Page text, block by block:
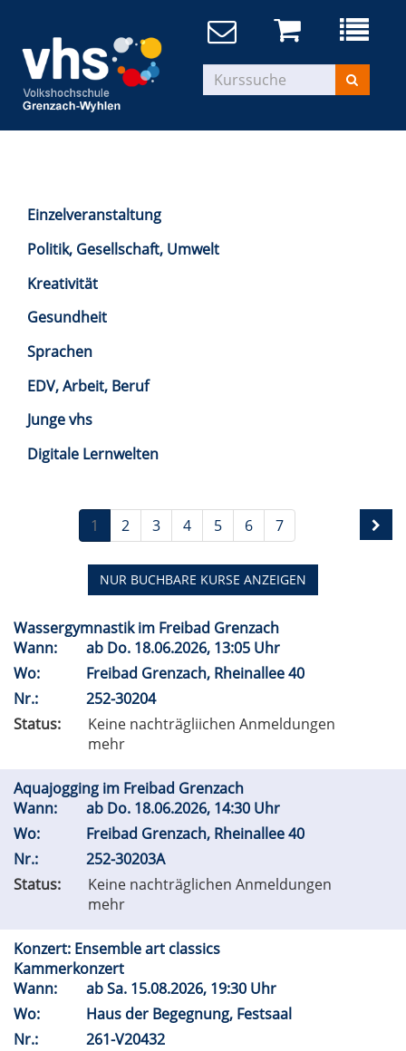
Einzelveranstaltung
Politik, Gesellschaft, Umwelt
Kreativität
Gesundheit
Sprachen
EDV, Arbeit, Beruf
Junge vhs
Digitale Lernwelten
1 2 3 4 5 6 7
NUR BUCHBARE KURSE ANZEIGEN
Wassergymnastik im Freibad Grenzach
Wann:
ab Do. 18.06.2026, 13:05 Uhr
Wo:
Freibad Grenzach, Rheinallee 40
Nr.:
252-30204
Status:
Keine nachträgliichen Anmeldungen
mehr
Aquajogging im Freibad Grenzach
Wann:
ab Do. 18.06.2026, 14:30 Uhr
Wo:
Freibad Grenzach, Rheinallee 40
Nr.:
252-30203A
Status:
Keine nachträglichen Anmeldungen
mehr
Konzert: Ensemble art classics
Kammerkonzert
Wann:
abSa. 15.08.2026, 19:30 Uhr
Wo:
Haus der Begegnung, Festsaal
Nr.:
261-V20432